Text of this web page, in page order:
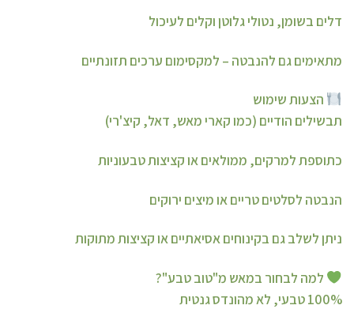
דלים בשומן, נטולי גלוטן וקלים לעיכול
מתאימים גם להנבטה – למקסימום ערכים תזונתיים
הצעות שימוש
תבשילים הודיים (כמו קארי מאש, דאל, קיצ'רי)
כתוספת למרקים, ממולאים או קציצות טבעוניות
הנבטה לסלטים טריים או מיצים ירוקים
ניתן לשלב גם בקינוחים אסיאתיים או קציצות מתוקות
למה לבחור במאש מ"טוב טבע"?
100% טבעי, לא מהונדס גנטית